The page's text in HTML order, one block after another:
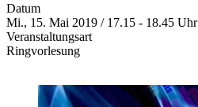
Datum
Mi., 15. Mai 2019 / 17.15 - 18.45 Uhr
Veranstaltungsart
Ringvorlesung